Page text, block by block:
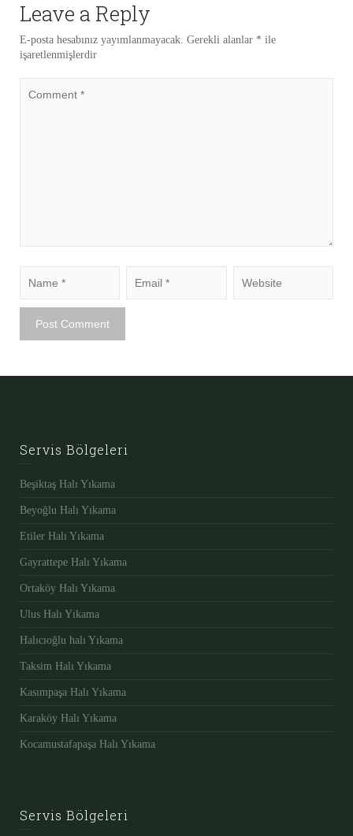
Leave a Reply
E-posta hesabınız yayımlanmayacak. Gerekli alanlar * ile
işaretlenmişlerdir
Servis Bölgeleri
Beşiktaş Halı Yıkama
Beyoğlu Halı Yıkama
Etiler Halı Yıkama
Gayrattepe Halı Yıkama
Ortaköy Halı Yıkama
Ulus Halı Yıkama
Halıcıoğlu halı Yıkama
Taksim Halı Yıkama
Kasımpaşa Halı Yıkama
Karaköy Halı Yıkama
Kocamustafapaşa Halı Yıkama
Servis Bölgeleri